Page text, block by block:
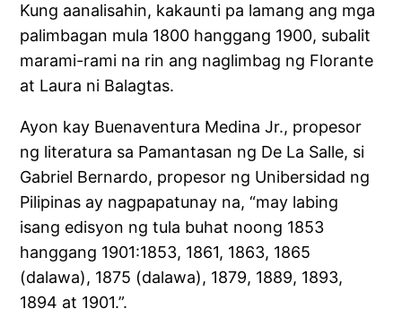
Kung aanalisahin, kakaunti pa lamang ang mga
palimbagan mula 1800 hanggang 1900, subalit
marami-rami na rin ang naglimbag ng Florante
at Laura ni Balagtas.
Ayon kay Buenaventura Medina Jr., propesor
ng literatura sa Pamantasan ng De La Salle, si
Gabriel Bernardo, propesor ng Unibersidad ng
Pilipinas ay nagpapatunay na, “may labing
isang edisyon ng tula buhat noong 1853
hanggang 1901:1853, 1861, 1863, 1865
(dalawa), 1875 (dalawa), 1879, 1889, 1893,
1894 at 1901.”.